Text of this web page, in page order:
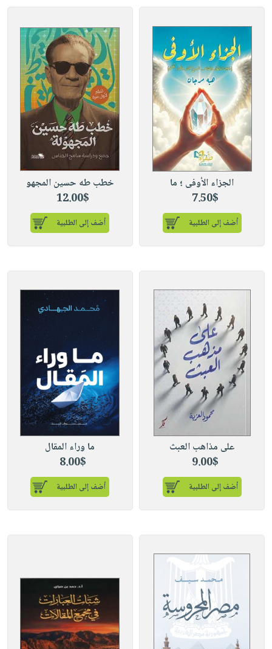
الجزاء الأوفى ؛ ما
7.50$
أضف إلى الطلبية
خطب طه حسين المجهو
12.00$
أضف إلى الطلبية
على مذاهب العبث
9.00$
أضف إلى الطلبية
ما وراء المقال
8.00$
أضف إلى الطلبية